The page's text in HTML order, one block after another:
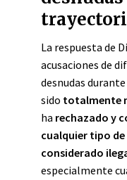
La respuesta de
acusaciones de
desnudas
sido totalmente
ha rechazado y
cualquier tipo
considerado
especialmente